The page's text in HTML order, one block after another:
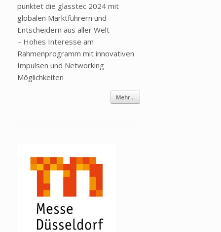
punktet die glasstec 2024 mit
globalen Marktführern und
Entscheidern aus aller Welt
– Hohes Interesse am
Rahmenprogramm mit innovativen
Impulsen und Networking
Möglichkeiten
Mehr...